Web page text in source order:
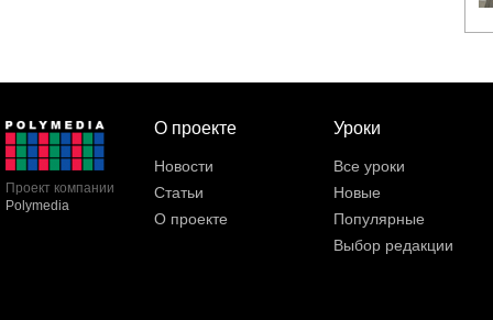
Проект компании
Polymedia
О проекте
Новости
Статьи
О проекте
Уроки
Все уроки
Новые
Популярные
Выбор редакции